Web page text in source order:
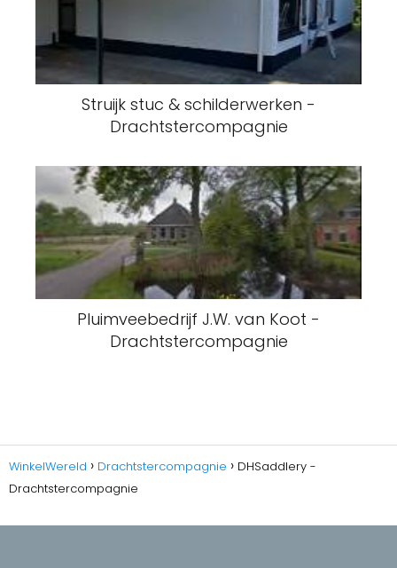
Struijk stuc & schilderwerken -
Drachtstercompagnie
Pluimveebedrijf J.W. van Koot -
Drachtstercompagnie
WinkelWereld Drachtstercompagnie
DHSaddlery -
Drachtstercompagnie